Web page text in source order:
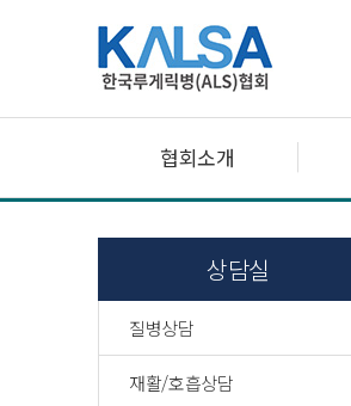
협회소개
상담실
질병상담
재활/호흡상담